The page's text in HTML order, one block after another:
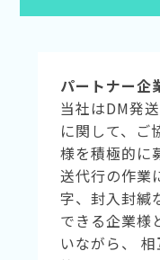
パートナー企
当社はDM発
に関して、ご
様を積極的に
送代行の作業
字、封入封緘
できる企業様
いながら、